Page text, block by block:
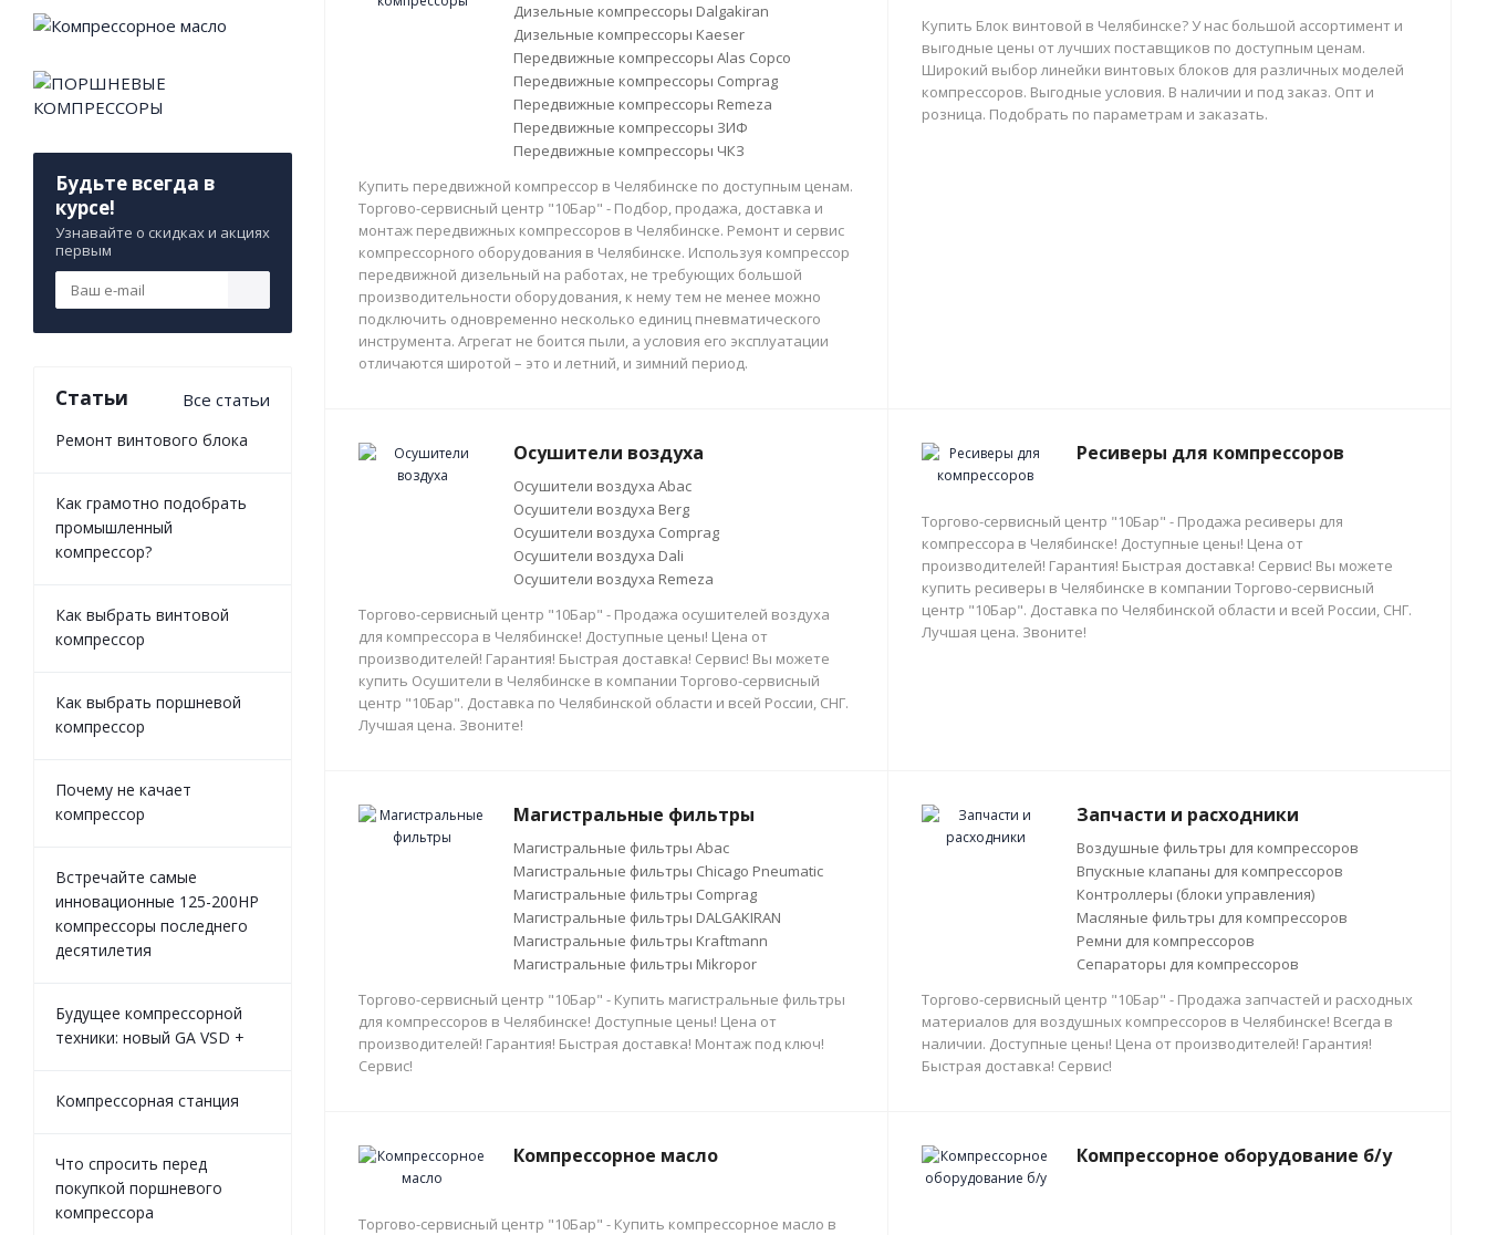
Дизельные компрессоры Dalgakiran
Дизельные компрессоры Kaeser
Передвижные компрессоры Alas Copco
Передвижные компрессоры Comprag
Передвижные компрессоры Remeza
Передвижные компрессоры ЗИФ
Передвижные компрессоры ЧКЗ
Купить передвижной компрессор в Челябинске по доступным ценам.
Торгово-сервисный центр "10Бар" - Подбор, продажа, доставка и
монтаж передвижных компрессоров в Челябинске. Ремонт и сервис
компрессорного оборудования в Челябинске. Используя компрессор
передвижной дизельный на работах, не требующих большой
производительности оборудования, к нему тем не менее можно
подключить одновременно несколько единиц пневматического
инструмента. Агрегат не боится пыли, а условия его эксплуатации
отличаются широтой – это и летний, и зимний период.
Купить Блок винтовой в Челябинске? У нас большой ассортимент и
выгодные цены от лучших поставщиков по доступным ценам.
Широкий выбор линейки винтовых блоков для различных моделей
компрессоров. Выгодные условия. В наличии и под заказ. Опт и
розница. Подобрать по параметрам и заказать.
Осушители воздуха
Осушители воздуха Abac
Осушители воздуха Berg
Осушители воздуха Comprag
Осушители воздуха Dali
Осушители воздуха Remeza
Торгово-сервисный центр "10Бар" - Продажа осушителей воздуха
для компрессора в Челябинске! Доступные цены! Цена от
производителей! Гарантия! Быстрая доставка! Сервис! Вы можете
купить Осушители в Челябинске в компании Торгово-сервисный
центр "10Бар". Доставка по Челябинской области и всей России, СНГ.
Лучшая цена. Звоните!
Ресиверы для компрессоров
Торгово-сервисный центр "10Бар" - Продажа ресиверы для
компрессора в Челябинске! Доступные цены! Цена от
производителей! Гарантия! Быстрая доставка! Сервис! Вы можете
купить ресиверы в Челябинске в компании Торгово-сервисный
центр "10Бар". Доставка по Челябинской области и всей России, СНГ.
Лучшая цена. Звоните!
Магистральные фильтры
Магистральные фильтры Abac
Магистральные фильтры Chicago Pneumatic
Магистральные фильтры Comprag
Магистральные фильтры DALGAKIRAN
Магистральные фильтры Kraftmann
Магистральные фильтры Mikropor
Торгово-сервисный центр "10Бар" - Купить магистральные фильтры
для компрессоров в Челябинске! Доступные цены! Цена от
производителей! Гарантия! Быстрая доставка! Монтаж под ключ!
Сервис!
Запчасти и расходники
Воздушные фильтры для компрессоров
Впускные клапаны для компрессоров
Контроллеры (блоки управления)
Масляные фильтры для компрессоров
Ремни для компрессоров
Сепараторы для компрессоров
Торгово-сервисный центр "10Бар" - Продажа запчастей и расходных
материалов для воздушных компрессоров в Челябинске! Всегда в
наличии. Доступные цены! Цена от производителей! Гарантия!
Быстрая доставка! Сервис!
Компрессорное масло
Торгово-сервисный центр "10Бар" - Купить компрессорное масло в
Компрессорное оборудование б/у
Будьте всегда в
курсе!
Узнавайте о скидках и акциях
первым
Статьи Все статьи
Ремонт винтового блока
Как грамотно подобрать
промышленный
компрессор?
Как выбрать винтовой
компрессор
Как выбрать поршневой
компрессор
Почему не качает
компрессор
Встречайте самые
инновационные 125-200HP
компрессоры последнего
десятилетия
Будущее компрессорной
техники: новый GA VSD +
Компрессорная станция
Что спросить перед
покупкой поршневого
компрессора